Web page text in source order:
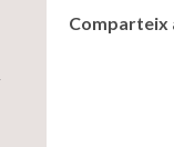
Comparteix